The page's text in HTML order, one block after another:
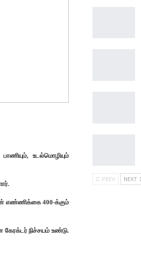
உடல்மொழியும்
எண்ணிக்கை 400-க்கும்
கேரக்டர் நிச்சயம் உண்டு.
PREV NEXT